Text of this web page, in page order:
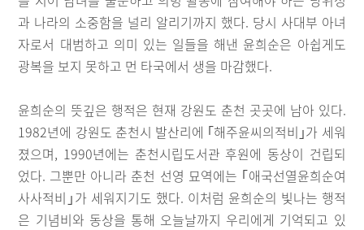
과 나라의 소중함을 널리 알리기까지 했다. 당시 사대부 아녀
자로서 대범하고 의미 있는 일들을 해낸 윤희순은 아쉽게도
광복을 보지 못하고 먼 타국에서 생을 마감했다.
윤희순의 뜻깊은 행적은 현재 강원도 춘천 곳곳에 남아 있다.
1982년에 강원도 춘천시 발산리에 ｢해주윤씨의적비｣가 세워
졌으며, 1990년에는 춘천시립도서관 후원에 동상이 건립되
었다. 그뿐만 아니라 춘천 선영 묘역에는 ｢애국선열윤희순여
사사적비｣가 세워지기도 했다. 이처럼 윤희순의 빛나는 행적
은 기념비와 동상을 통해 오늘날까지 우리에게 기억되고 있